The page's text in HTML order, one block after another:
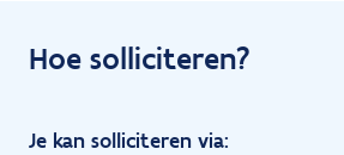
Hoe solliciteren?
Je kan solliciteren via: